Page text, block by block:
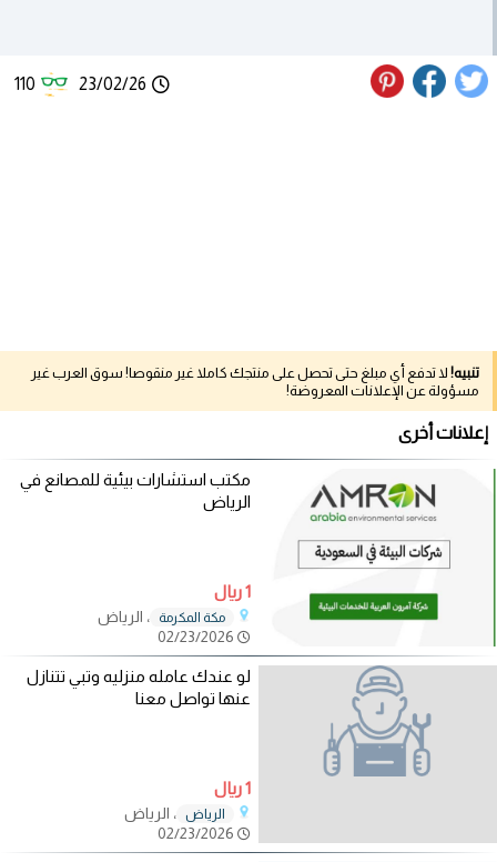
23/02/26
110
تنبيه! لا تدفع أي مبلغ حتى تحصل على منتجك كاملا غير منقوصا! سوق العرب غير
مسؤولة عن الإعلانات المعروضة!
إعلانات أخرى
مكتب استشارات بيئية للمصانع في
الرياض
1 ريال
مكة المكرمة
، الرياض
لو عندك عامله منزليه وتبي تتنازل
عنها تواصل معنا
1 ريال
الرياض ، الرياض